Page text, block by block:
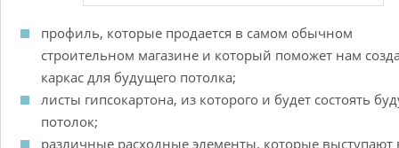
профиль, которые продается в самом обычном
строительном магазине и который поможет нам
каркас для будущего потолка;
листы гипсокартона, из которого и будет состоять
потолок;
различные расходные элементы, которые выступают